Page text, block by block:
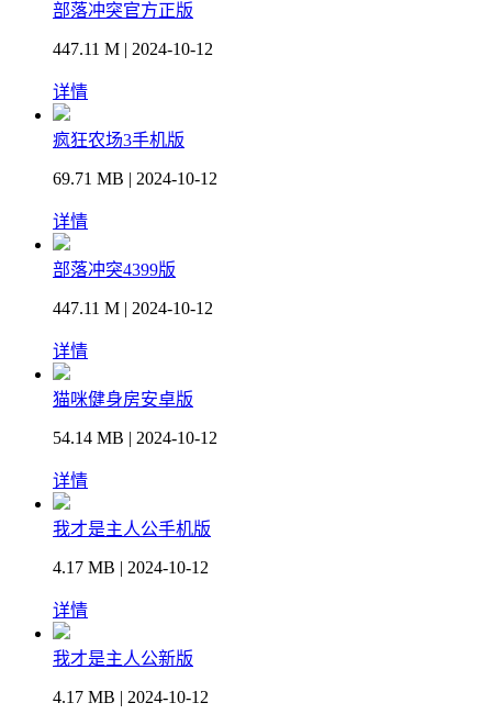
部落冲突官方正版
447.11 M | 2024-10-12
详情
疯狂农场3手机版
69.71 MB | 2024-10-12
详情
部落冲突4399版
447.11 M | 2024-10-12
详情
猫咪健身房安卓版
54.14 MB | 2024-10-12
详情
我才是主人公手机版
4.17 MB | 2024-10-12
详情
我才是主人公新版
4.17 MB | 2024-10-12